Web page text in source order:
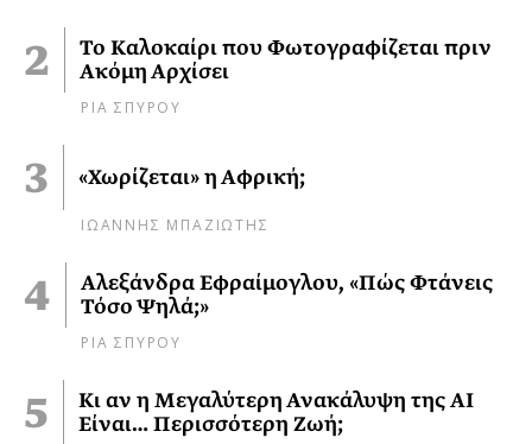
Το Καλοκαίρι που Φωτογραφίζεται πριν
Ακόμη Αρχίσει
ΡΙΑ ΣΠΥΡΟΥ
«Χωρίζεται» η Αφρική;
ΙΩΑΝΝΗΣ ΜΠΑΖΙΩΤΗΣ
Αλεξάνδρα Εφραίμογλου, «Πώς Φτάνεις
Τόσο Ψηλά;»
ΡΙΑ ΣΠΥΡΟΥ
Κι αν η Μεγαλύτερη Ανακάλυψη της AI
Είναι… Περισσότερη Ζωή;